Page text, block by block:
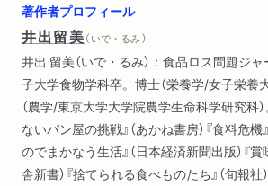
4 牛乳の「賞味期限」で一人ひとりが考える
5 「捨てる」が組み込まれた大手コンビニ
6 高騰する卵の価格から、安すぎる日本
第3章 貧困をめぐる実情
1 世界をおおう食料高騰と貧困の波
2 食品ロスと貧困支援をつなぐフードド
3 子どもの食と居場所はなぜ大切なのか
著作者プロフィール
井出留美（ いで・るみ ）
井出 留美（いで・るみ）：食品ロス問題ジ
子大学食物学科卒。博士（栄養学/女子栄養
（農学/東京大学大学院農学生命科学研究科
ないパン屋の挑戦』（あかね書房）『食料危機
のでまかなう生活』（日本経済新聞出版）『賞
舎新書）『捨てられる食べものたち』（旬報社